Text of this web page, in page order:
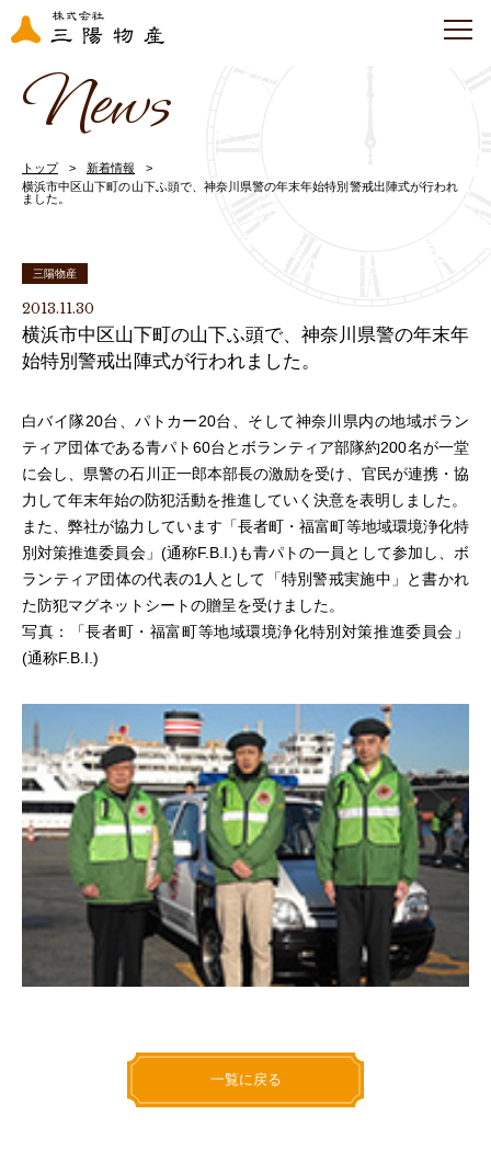
News
トップ
新着情報
横浜市中区山下町の山下ふ頭で、神奈川県警の年末年始特別警戒出陣式が行われ
ました。
三陽物産
2013.11.30
横浜市中区山下町の山下ふ頭で、神奈川県警の年末年
始特別警戒出陣式が行われました。
白バイ隊20台、パトカー20台、そして神奈川県内の地域ボラン
ティア団体である青パト60台とボランティア部隊約200名が一堂
に会し、県警の石川正一郎本部長の激励を受け、官民が連携・協
力して年末年始の防犯活動を推進していく決意を表明しました。
また、弊社が協力しています「長者町・福富町等地域環境浄化特
別対策推進委員会」(通称F.B.I.)も青パトの一員として参加し、ボ
ランティア団体の代表の1人として「特別警戒実施中」と書かれ
た防犯マグネットシートの贈呈を受けました。
写真：「長者町・福富町等地域環境浄化特別対策推進委員会」
(通称F.B.I.)
一覧に戻る